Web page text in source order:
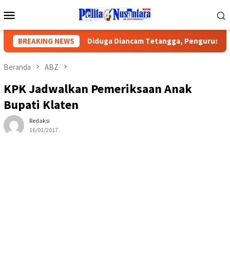
ke
Mobile
BREAKING NEWS
Publik Diduga Diancam Tetangga, Pengurus PWI
Beranda ABZ
KPK Jadwalkan Pemeriksaan Anak
Bupati Klaten
Redaksi
16/01/2017